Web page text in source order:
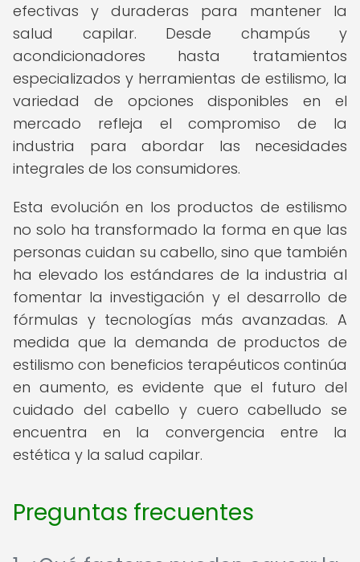
efectivas y duraderas para mantener la
salud capilar. Desde champús y
acondicionadores hasta tratamientos
especializados y herramientas de estilismo, la
variedad de opciones disponibles en el
mercado refleja el compromiso de la
industria para abordar las necesidades
integrales de los consumidores.
Esta evolución en los productos de estilismo
no solo ha transformado la forma en que las
personas cuidan su cabello, sino que también
ha elevado los estándares de la industria al
fomentar la investigación y el desarrollo de
fórmulas y tecnologías más avanzadas. A
medida que la demanda de productos de
estilismo con beneficios terapéuticos continúa
en aumento, es evidente que el futuro del
cuidado del cabello y cuero cabelludo se
encuentra en la convergencia entre la
estética y la salud capilar.
Preguntas frecuentes